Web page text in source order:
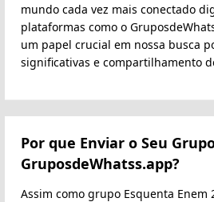
mundo cada vez mais conectado
plataformas como o
um papel crucial em nossa busca
significativas e compartilhamento
Por que Enviar o Seu
GruposdeWhatss.app?
Assim como grupo Esquenta